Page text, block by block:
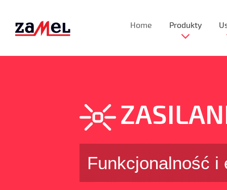
Home Produkty
Funkcjonalność i